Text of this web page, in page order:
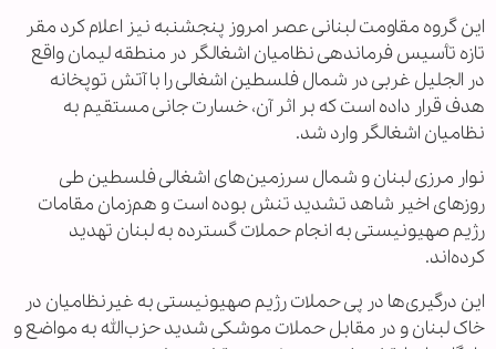
این گروه مقاومت لبنانی عصر امروز پنجشنبه نیز اعلام کرد مقر
تازه تأسیس فرماندهی نظامیان اشغالگر در منطقه لیمان واقع
در الجلیل غربی در شمال فلسطین اشغالی را با آتش توپخانه
هدف قرار داده است که بر اثر آن، خسارت جانی مستقیم به
نظامیان اشغالگر وارد شد.
نوار مرزی لبنان و شمال سرزمین‌های اشغالی فلسطین طی
روزهای اخیر شاهد تشدید تنش بوده است و هم‌زمان مقامات
رژیم صهیونیستی به انجام حملات گسترده به لبنان تهدید
کرده‌اند.
این درگیری‌ها در پی حملات رژیم صهیونیستی به غیرنظامیان در
خاک لبنان و در مقابل حملات موشکی شدید حزب‌الله به مواضع و